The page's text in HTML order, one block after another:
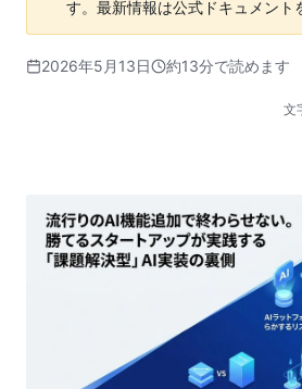
す。最新情報は公式ドキュメント
2026年5月13日 約13分で読めます
文